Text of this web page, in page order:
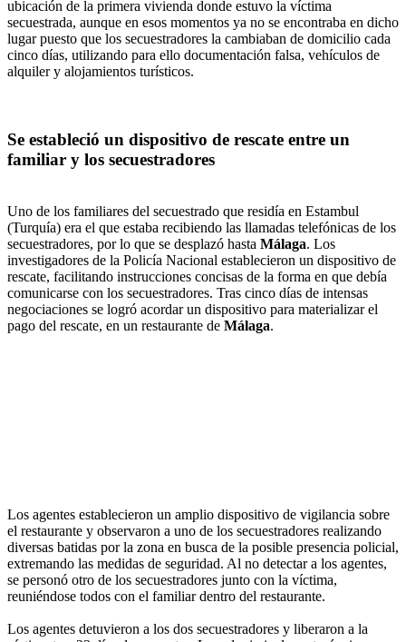
ubicación de la primera vivienda donde estuvo la víctima
secuestrada, aunque en esos momentos ya no se encontraba en dicho
lugar puesto que los secuestradores la cambiaban de domicilio cada
cinco días, utilizando para ello documentación falsa, vehículos de
alquiler y alojamientos turísticos.
Se estableció un dispositivo de rescate entre un
familiar y los secuestradores
Uno de los familiares del secuestrado que residía en Estambul
(Turquía) era el que estaba recibiendo las llamadas telefónicas de los
secuestradores, por lo que se desplazó hasta Málaga. Los
investigadores de la Policía Nacional establecieron un dispositivo de
rescate, facilitando instrucciones concisas de la forma en que debía
comunicarse con los secuestradores. Tras cinco días de intensas
negociaciones se logró acordar un dispositivo para materializar el
pago del rescate, en un restaurante de Málaga.
Los agentes establecieron un amplio dispositivo de vigilancia sobre
el restaurante y observaron a uno de los secuestradores realizando
diversas batidas por la zona en busca de la posible presencia policial,
extremando las medidas de seguridad. Al no detectar a los agentes,
se personó otro de los secuestradores junto con la víctima,
reuniéndose todos con el familiar dentro del restaurante.
Los agentes detuvieron a los dos secuestradores y liberaron a la